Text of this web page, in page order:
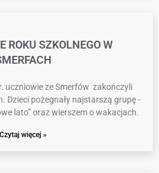
ROKU SZKOLNEGO W
uczniowie ze Smerfów zakończyli
Dzieci pożegnały najstarszą grupę -
lato” oraz wierszem o wakacjach.
Czytaj więcej »